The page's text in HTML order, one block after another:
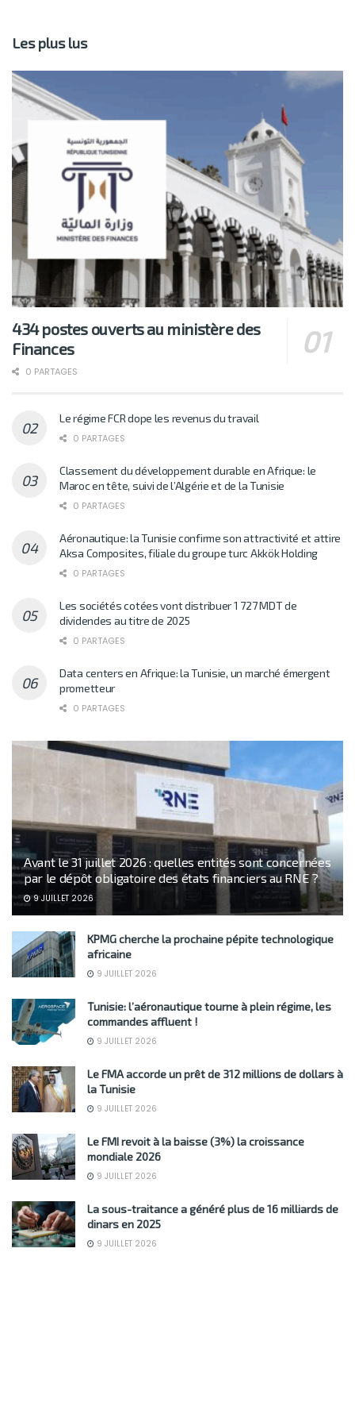
Les plus lus
434 postes ouverts au ministère des
Finances
0 PARTAGES
Le régime FCR dope les revenus du travail
0 PARTAGES
Classement du développement durable en Afrique: le
Maroc en tête, suivi de l’Algérie et de la Tunisie
0 PARTAGES
Aéronautique: la Tunisie confirme son attractivité et attire
Aksa Composites, filiale du groupe turc Akkök Holding
0 PARTAGES
Les sociétés cotées vont distribuer 1 727 MDT de
dividendes au titre de 2025
0 PARTAGES
Data centers en Afrique: la Tunisie, un marché émergent
prometteur
0 PARTAGES
Avant le 31 juillet 2026 : quelles entités sont concernées
par le dépôt obligatoire des états financiers au RNE ?
9 JUILLET 2026
KPMG cherche la prochaine pépite technologique
africaine
9 JUILLET 2026
Tunisie: l’aéronautique tourne à plein régime, les
commandes affluent !
9 JUILLET 2026
Le FMA accorde un prêt de 312 millions de dollars à
la Tunisie
9 JUILLET 2026
Le FMI revoit à la baisse (3%) la croissance
mondiale 2026
9 JUILLET 2026
La sous-traitance a généré plus de 16 milliards de
dinars en 2025
9 JUILLET 2026